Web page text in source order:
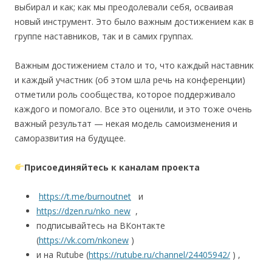
выбирал и как; как мы преодолевали себя, осваивая
новый инструмент. Это было важным достижением как в
группе наставников, так и в самих группах.
Важным достижением стало и то, что каждый наставник
и каждый участник (об этом шла речь на конференции)
отметили роль сообщества, которое поддерживало
каждого и помогало. Все это оценили, и это тоже очень
важный результат — некая модель самоизменения и
саморазвития на будущее.
Присоединяйтесь к каналам проекта
https://t.me/burnoutnet и
https://dzen.ru/nko_new ,
подписывайтесь на ВКонтакте
(https://vk.com/nkonew )
и на Rutube (https://rutube.ru/channel/24405942/ ) ,